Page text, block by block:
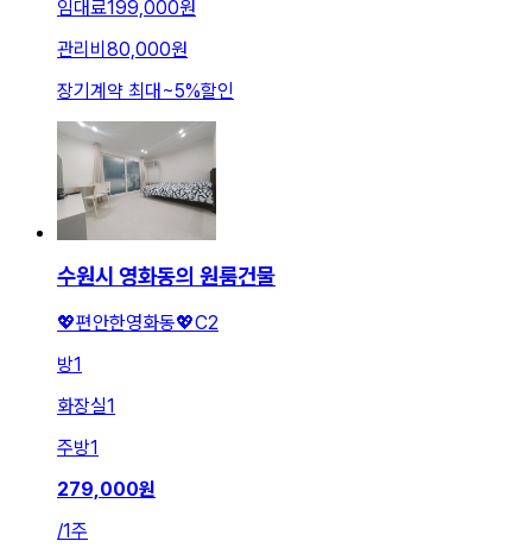
임대료199,000원
관리비 80,000원
장기계약 최대~5%할인
수원시 영화동의 원룸건물
💖편안한영화동💖C2
방1
화장실1
주방1
279,000원
/1주